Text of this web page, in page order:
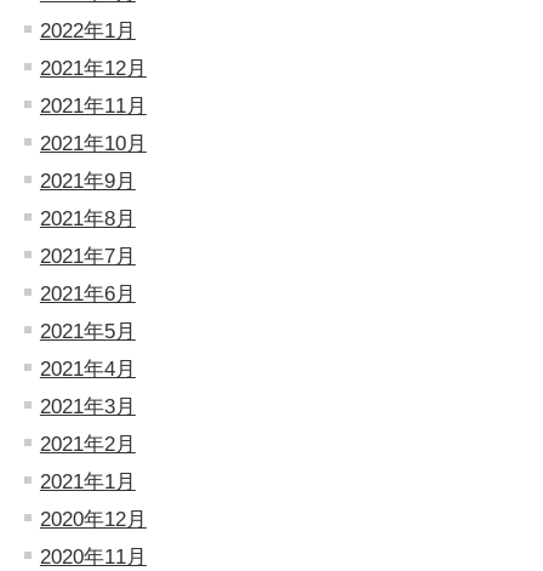
2022年1月
2021年12月
2021年11月
2021年10月
2021年9月
2021年8月
2021年7月
2021年6月
2021年5月
2021年4月
2021年3月
2021年2月
2021年1月
2020年12月
2020年11月